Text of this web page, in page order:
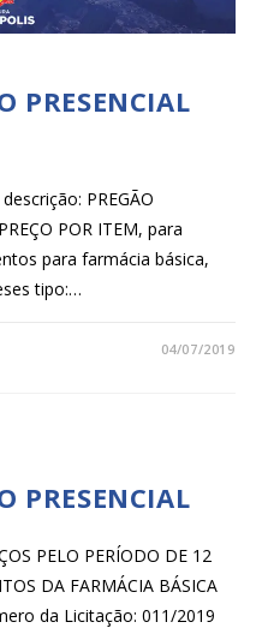
PRESENCIAL
PREGÃO
POR ITEM, para
para farmácia básica,
tipo:…
04/07/2019
PRESENCIAL
PELO PERÍODO DE 12
DA FARMÁCIA BÁSICA
da Licitação: 011/2019